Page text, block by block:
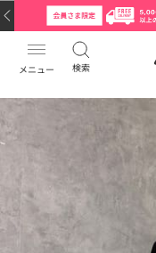
メニュー 検索